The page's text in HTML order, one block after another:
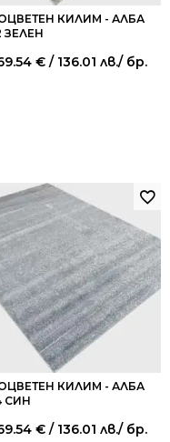
КИЛИМ - АЛБА
ЗЕЛЕН
€ / 136.01 лв./ бр.
КИЛИМ - АЛБА
СИН
€ / 136.01 лв./ бр.